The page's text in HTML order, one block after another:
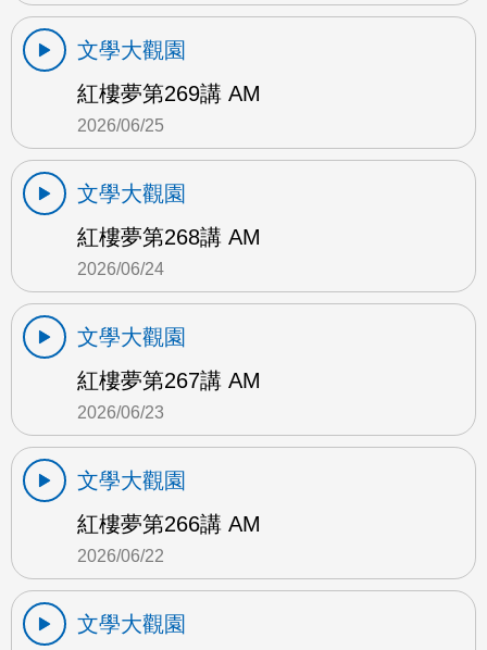
文學大觀園
紅樓夢第269講 AM
2026/06/25
文學大觀園
紅樓夢第268講 AM
2026/06/24
文學大觀園
紅樓夢第267講 AM
2026/06/23
文學大觀園
紅樓夢第266講 AM
2026/06/22
文學大觀園